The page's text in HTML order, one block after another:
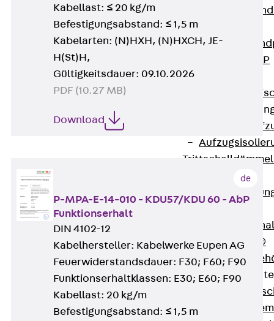
Windposts
Zurück
Windpost JWP
Schallisolation
RAPIDOBAT®
Schalrohre
Kabellast: ≤ 20 kg/m
Befestigungsabstand: ≤ 1,5 m
Kabelarten: (N)HXH, (N)HXCH, JE-
H(St)H,
Gültigkeitsdauer: 09.10.2026
PDF (10.27 MB)
Download
de
P-MPA-E-14-010 - KDU57/KDU 60 - AbP
Funktionserhalt
DIN 4102-12
Kabelhersteller: Kabelwerke Eupen AG
Feuerwiderstandsdauer: F30; F60; F90
Funktionserhaltklassen: E30; E60; F90
Kabellast: 20 kg/m
Befestigungsabstand: ≤ 1,5 m